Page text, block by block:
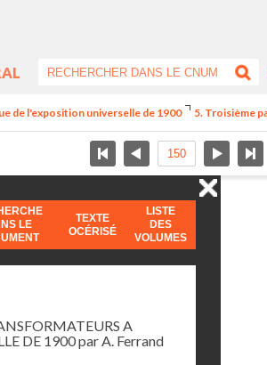
de l'exposition universelle de 1900 5. Troisième
LE
TEXTE
OCÉRISÉ
LISTE
DES
VOLUMES
A
DE 1900 par A. Ferrand